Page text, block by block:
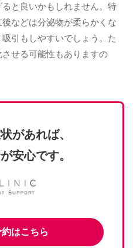
と良いかもしれません。特
などは分泌物が柔らかくな
引もしやすいでしょう。た
せる可能性もありますの
があれば、
安心です。
はこちら